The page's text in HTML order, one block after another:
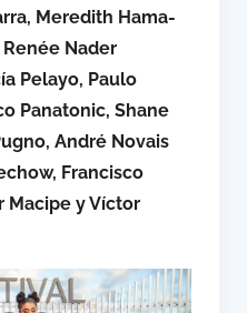
Meredith Hama-
Nader
Pelayo, Paulo
Panatonic, Shane
André Novais
Francisco
Macipe y Víctor